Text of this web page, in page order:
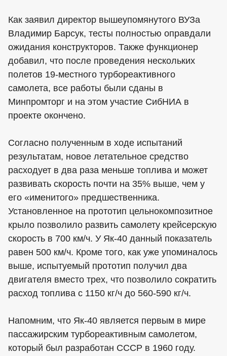
Как заявил директор вышеупомянутого ВУЗа
Владимир Барсук, тесты полностью оправдали
ожидания конструкторов. Также функционер
добавил, что после проведения нескольких
полетов 19-местного турбореактивного
самолета, все работы были сданы в
Минпромторг и на этом участие СибНИА в
проекте окончено.
Согласно полученным в ходе испытаний
результатам, новое летательное средство
расходует в два раза меньше топлива и может
развивать скорость почти на 35% выше, чем у
его «именитого» предшественника.
Установленное на прототип цельнокомпозитное
крыло позволило развить самолету крейсерскую
скорость в 700 км/ч. У Як-40 данный показатель
равен 500 км/ч. Кроме того, как уже упоминалось
выше, испытуемый прототип получил два
двигателя вместо трех, что позволило сократить
расход топлива с 1150 кг/ч до 560-590 кг/ч.
Напомним, что Як-40 является первым в мире
пассажирским турбореактивным самолетом,
который был разработан СССР в 1960 году.